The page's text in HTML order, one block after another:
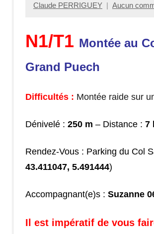
1
2026
Claude PERRIGUEY Aucun
N1/T1 Montée au
Grand Puech
Difficultés : Montée raide sur
Dénivelé : 250 m – Distance : 7
Rendez-Vous : Parking du Col
43.411047, 5.491444)
Accompagnant(e)s : Suzanne
Il est impératif de vous